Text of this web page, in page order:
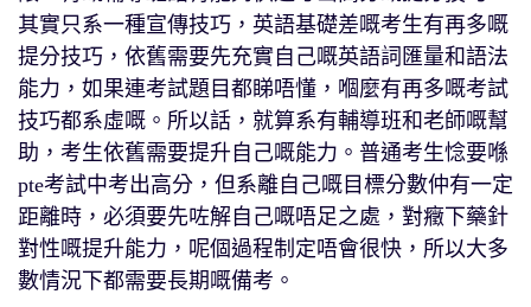
其實只系一種宣傳技巧，英語基礎差嘅考生有再多嘅
提分技巧，依舊需要先充實自己嘅英語詞匯量和語法
能力，如果連考試題目都睇唔懂，嗰麼有再多嘅考試
技巧都系虛嘅。所以話，就算系有輔導班和老師嘅幫
助，考生依舊需要提升自己嘅能力。普通考生惗要喺
pte考試中考出高分，但系離自己嘅目標分數仲有一定
距離時，必須要先咗解自己嘅唔足之處，對癥下藥針
對性嘅提升能力，呢個過程制定唔會很快，所以大多
數情況下都需要長期嘅備考。